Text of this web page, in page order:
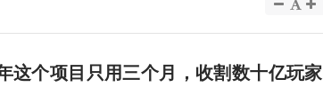
这个项目只用三个月，收割数十亿玩家